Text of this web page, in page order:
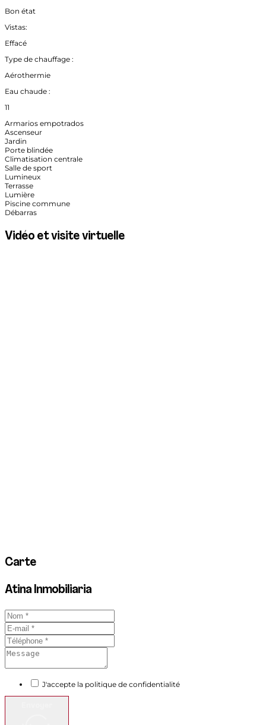
Bon état
Vistas:
Effacé
Type de chauffage :
Aérothermie
Eau chaude :
11
Armarios empotrados
Ascenseur
Jardin
Porte blindée
Climatisation centrale
Salle de sport
Lumineux
Terrasse
Lumière
Piscine commune
Débarras
Vidéo et visite virtuelle
Carte
Atina Inmobiliaria
J'accepte la politique de confidentialité